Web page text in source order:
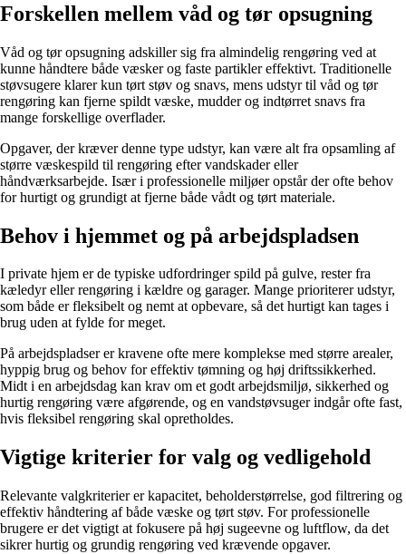
Forskellen mellem våd og tør opsugning
Våd og tør opsugning adskiller sig fra almindelig rengøring ved at
kunne håndtere både væsker og faste partikler effektivt. Traditionelle
støvsugere klarer kun tørt støv og snavs, mens udstyr til våd og tør
rengøring kan fjerne spildt væske, mudder og indtørret snavs fra
mange forskellige overflader.
Opgaver, der kræver denne type udstyr, kan være alt fra opsamling af
større væskespild til rengøring efter vandskader eller
håndværksarbejde. Især i professionelle miljøer opstår der ofte behov
for hurtigt og grundigt at fjerne både vådt og tørt materiale.
Behov i hjemmet og på arbejdspladsen
I private hjem er de typiske udfordringer spild på gulve, rester fra
kæledyr eller rengøring i kældre og garager. Mange prioriterer udstyr,
som både er fleksibelt og nemt at opbevare, så det hurtigt kan tages i
brug uden at fylde for meget.
På arbejdspladser er kravene ofte mere komplekse med større arealer,
hyppig brug og behov for effektiv tømning og høj driftssikkerhed.
Midt i en arbejdsdag kan krav om et godt arbejdsmiljø, sikkerhed og
hurtig rengøring være afgørende, og en vandstøvsuger indgår ofte fast,
hvis fleksibel rengøring skal opretholdes.
Vigtige kriterier for valg og vedligehold
Relevante valgkriterier er kapacitet, beholderstørrelse, god filtrering og
effektiv håndtering af både væske og tørt støv. For professionelle
brugere er det vigtigt at fokusere på høj sugeevne og luftflow, da det
sikrer hurtig og grundig rengøring ved krævende opgaver.